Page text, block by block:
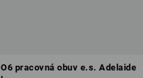
O6 pracovná obuv e.s. Adelaide